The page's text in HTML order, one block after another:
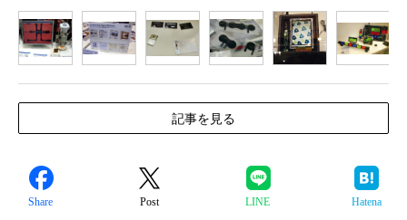
記事を見る
Share Post LINE Hatena